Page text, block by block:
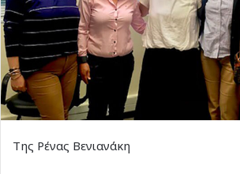
Της Ρένας Βενιανάκη